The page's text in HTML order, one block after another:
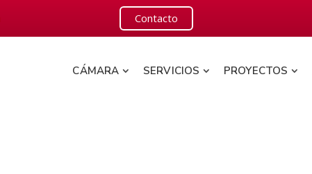
Contacto
CÁMARA SERVICIOS PROYECTOS